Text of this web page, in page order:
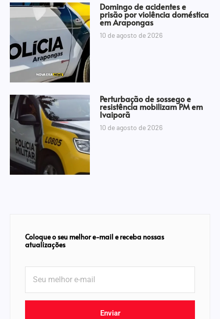
Domingo de acidentes e
prisão por violência doméstica
em Arapongas
10 de agosto de 2026
Perturbação de sossego e
resistência mobilizam PM em
Ivaiporã
10 de agosto de 2026
Coloque o seu melhor e-mail e receba nossas
atualizações
Enviar